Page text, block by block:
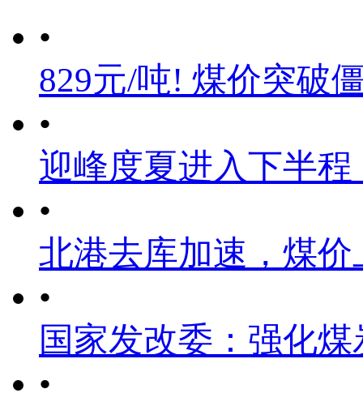
•
829元/吨! 煤价突破
•
迎峰度夏进入下半
•
北港去库加速，煤
•
国家发改委：强化
•